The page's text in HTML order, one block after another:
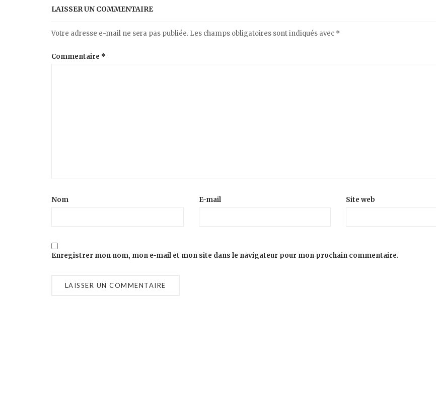
LAISSER UN COMMENTAIRE
Votre adresse e-mail ne sera pas publiée. Les champs obligatoires sont indiqués avec *
Commentaire *
Nom E-mail Site web
Enregistrer mon nom, mon e-mail et mon site dans le navigateur pour mon prochain commentaire.